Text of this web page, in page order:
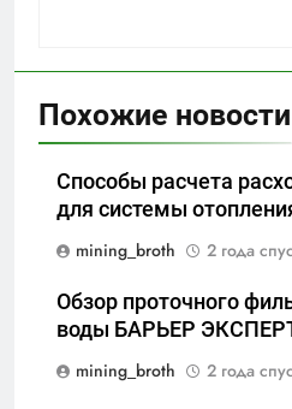
Похожие новости
Способы расчета
для системы
mining_broth
2 года
Обзор проточного
воды БАРЬЕР
mining_broth
2 года